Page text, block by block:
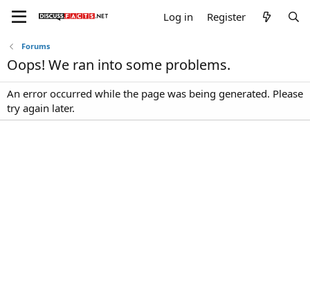
Log in Register
Forums
Oops! We ran into some problems.
An error occurred while the page was being generated. Please
try again later.